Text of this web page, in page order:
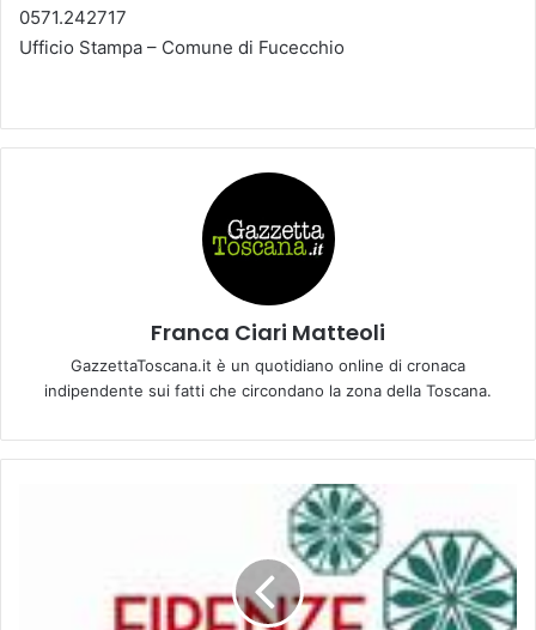
0571.242717
Ufficio Stampa – Comune di Fucecchio
Franca Ciari Matteoli
GazzettaToscana.it è un quotidiano online di cronaca
indipendente sui fatti che circondano la zona della Toscana.